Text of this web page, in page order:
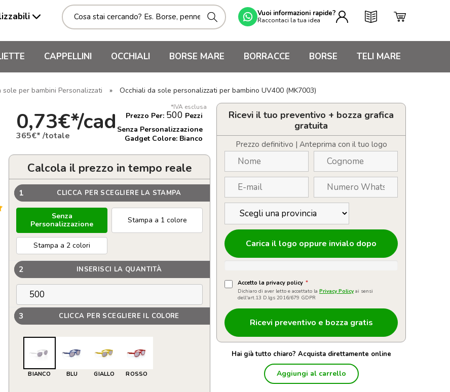
Vuoi informazioni rapide?
Raccontaci la tua idea
CAPPELLINI OCCHIALI BORSE MARE BORRACCE BORSE TELI MARE
sole per bambini Personalizzati » Occhiali da sole personalizzati per bambino UV400 (MK7003)
*IVA esclusa
0,73€*/cad
365€* /totale
Prezzo Per: 500 Pezzi
Senza Personalizzazione
Gadget Colore: Bianco
Calcola il prezzo in tempo reale
1 CLICCA PER SCEGLIERE LA STAMPA
Senza
Personalizzazione
Stampa a 1 colore
Stampa a 2 colori
2 INSERISCI LA QUANTITÀ
3 CLICCA PER SCEGLIERE IL COLORE
BIANCO BLU GIALLO ROSSO
Ricevi il tuo preventivo + bozza grafica
gratuita
Prezzo definitivo | Anteprima con il tuo logo
Carica il logo oppure invialo dopo
Accetto la privacy policy *
Dichiaro di aver letto e accettato la Privacy Policy ai sensi
dell'art.13 D.lgs 2016/679 GDPR
Hai già tutto chiaro? Acquista direttamente online
Aggiungi al carrello